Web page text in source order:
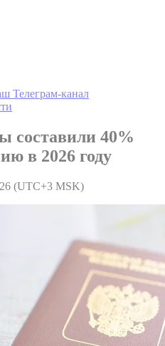
Телеграм-канал
составили 40%
в 2026 году
(UTC+3 MSK)